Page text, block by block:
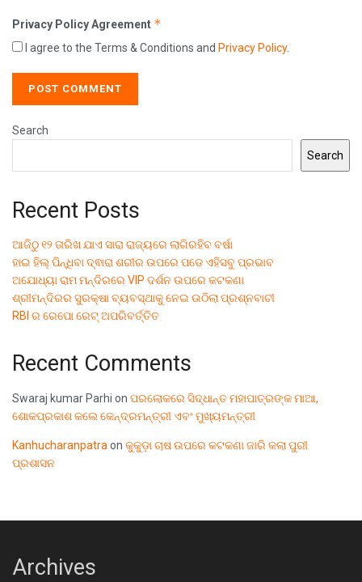
Privacy Policy Agreement *
I agree to the Terms & Conditions and Privacy Policy.
Search
Search
Recent Posts
ଆଜିଠୁ ୧୨ ତାରିଖ ଯାଏ ସାରା ରାଜ୍ୟରେ ଲାଗିରହିବ ବର୍ଷା
ହାଇ ହିଲ୍ ପିନ୍ଧିବା ଦ୍ଵାରା ଶରୀର ଉପରେ ପଡେ ଏହିସବୁ ପ୍ରଭାବ
ଅଯୋଧ୍ୟା ରାମ ମନ୍ଦିରରେ VIP ଦର୍ଶନ ଉପରେ କଟକଣା
ଶ୍ରୀମନ୍ଦିରର ସୁରକ୍ଷା ବ୍ୟବସ୍ଥାକୁ ନେଇ ଉଠିଲା ପ୍ରଶ୍ନବାଚୀ
RBI ର ରେପୋ ରେଟ୍ ଅପରିବର୍ତ୍ତିତ
Recent Comments
Swaraj kumar Parhi on ପରଲୋକରେ ସିଦ୍ଧାନ୍ତ ମହାପାତ୍ରଙ୍କ ମାଆ,
ଶୋକପ୍ରକାଶ କଲେ କେନ୍ଦ୍ରମନ୍ତ୍ରୀ ଏବଂ ମୁଖ୍ୟମନ୍ତ୍ରୀ
Kanhucharanpatra on କୁକୁଡ଼ା ଚାଷ ଉପରେ କଟକଣା ଜାରି କଲା ପୁରୀ
ପ୍ରଶାସନ
Archives